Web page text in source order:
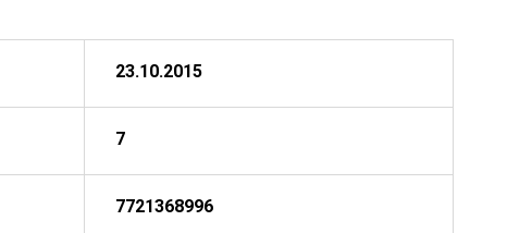
23.10.2015
7
7721368996